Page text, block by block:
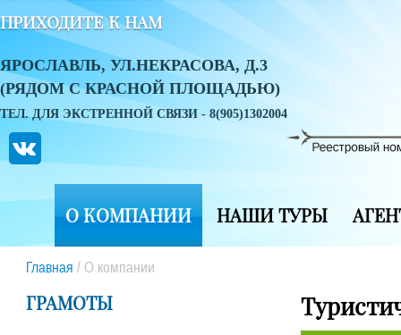
ПРИХОДИТЕ К НАМ
ЯРОСЛАВЛЬ, УЛ.НЕКРАСОВА, Д.3
(РЯДОМ С КРАСНОЙ ПЛОЩАДЬЮ)
ТЕЛ. ДЛЯ ЭКСТРЕННОЙ СВЯЗИ - 8(905)1302004
О КОМПАНИИ НАШИ ТУРЫ
Главная / О компании
ГРАМОТЫ